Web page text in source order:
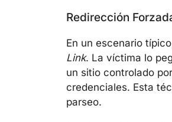
Redirección
En un escenario
Link. La víctima lo
un sitio controlado
credenciales. Esta
parseo.